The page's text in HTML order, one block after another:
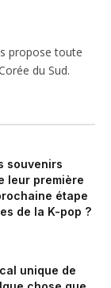
propose toute
du Sud.
souvenirs
leur première
étape
de la K-pop ?
unique de